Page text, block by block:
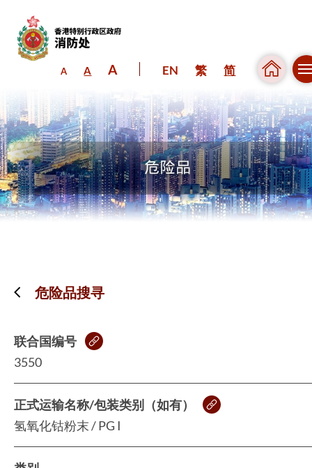
A A A EN 繁 简
危险品搜寻
联合国编号
3550
正式运输名称/包装类别（如有）
氢氧化钴粉末 / PG I